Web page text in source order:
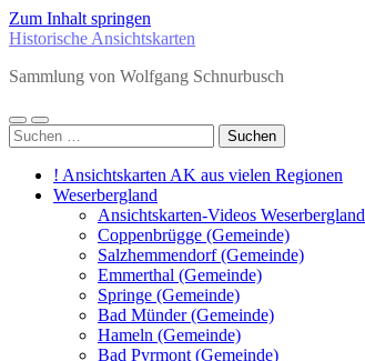
Zum Inhalt springen
Historische Ansichtskarten
Sammlung von Wolfgang Schnurbusch
Mobile-
Menü
Suchfeld
ein-/ausblenden
Suchen
nach:
! Ansichtskarten AK aus vielen Regionen
Weserbergland
Ansichtskarten-Videos Weserbergland
Coppenbrügge (Gemeinde)
Salzhemmendorf (Gemeinde)
Emmerthal (Gemeinde)
Springe (Gemeinde)
Bad Münder (Gemeinde)
Hameln (Gemeinde)
Bad Pyrmont (Gemeinde)